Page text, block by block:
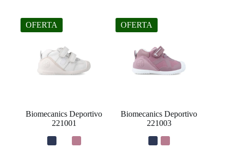
OFERTA
Biomecanics Deportivo
221001
OFERTA
Biomecanics Deportivo
221003